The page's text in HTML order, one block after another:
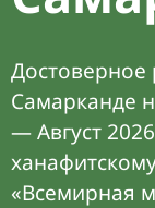
Достоверное
Самарканде
— Август
«Всемирная